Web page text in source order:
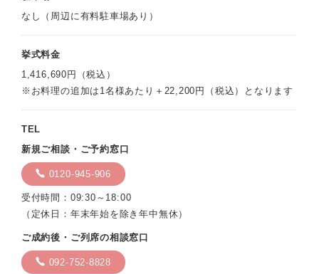
なし（周辺に有料駐車場あり）
挙式料金
1,416,690円（税込）
※お料理の追加は1名様あたり＋22,200円（税込）となります
TEL
新規ご相談・ご予約窓口
0120-945-906
受付時間：09:30～18:00
（定休日：年末年始を除き年中無休）
ご成約後・ご列席の相談窓口
092-752-8828